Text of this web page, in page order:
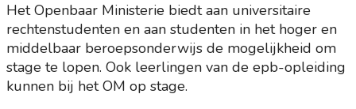
Het Openbaar Ministerie biedt aan universitaire
rechtenstudenten en aan studenten in het hoger en
middelbaar beroepsonderwijs de mogelijkheid om
stage te lopen. Ook leerlingen van de epb-opleiding
kunnen bij het OM op stage.